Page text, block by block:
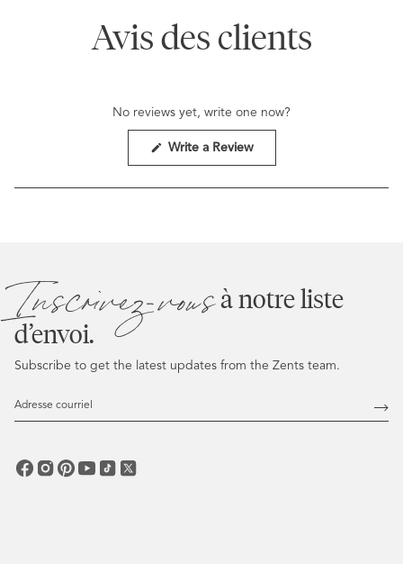
Avis des clients
No reviews yet, write one now?
Write a Review(Opens
Inscrivez-vousà notre liste
d’envoi.
Subscribe to get the latest updates from the Zents team.
Adresse